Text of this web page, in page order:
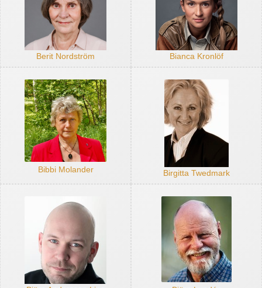
Berit Nordström Bianca Kronlöf
Bibbi Molander Birgitta Twedmark